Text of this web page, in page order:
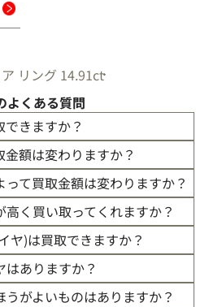
リング 14.91ct
よくある質問
きますか？
額は変わりますか？
て買取金額は変わりますか？
く買い取ってくれますか？
ヤ)は買取できますか？
ありますか？
がよいものはありますか？